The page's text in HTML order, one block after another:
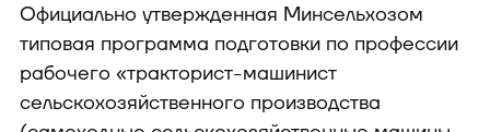
Официально утвержденная Минсельхозом
типовая программа подготовки по профессии
рабочего «тракторист-машинист
сельскохозяйственного производства